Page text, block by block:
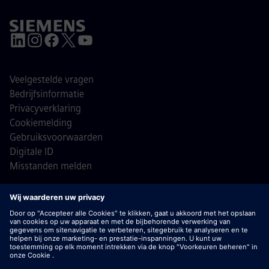
© Siemens 1996 - 2026
Veelgestelde vragen
Bedrijfsinformatie
Privacyverklaring
Cookiemelding
Gebruiksvoorwaarden
Digitale ID
Misstanden melden
Belangrijk:bij Siemens zullen wij je nooit vragen om